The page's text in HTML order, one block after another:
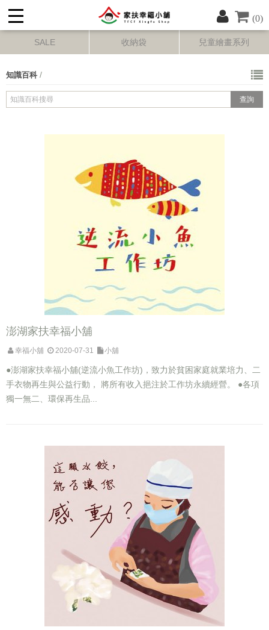
(0)
SALE 收納袋 兒童繪畫系列
知識百科 /
澎湖家扶幸福小舖
幸福小舖 2020-07-31 小舖
●澎湖家扶幸福小舖(逆流小魚工作坊)，致力於貧困家庭就業培力、二
手衣物再生與公益行動， 將所有收入挹注於工作坊永續經營。 ●各項
獨一無二、環保再生品...